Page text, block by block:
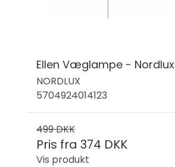
Ellen Væglampe - Nordlux
NORDLUX
5704924014123
499 DKK
Pris fra 374 DKK
Vis produkt